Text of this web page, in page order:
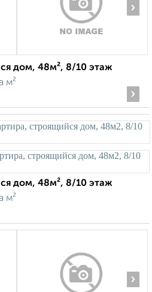
›
дом, 48м², 8/10 этаж
м²
›
дом, 48м², 8/10 этаж
м²
›